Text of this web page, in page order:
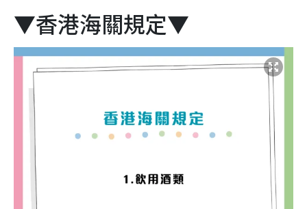
▼香港海關規定▼